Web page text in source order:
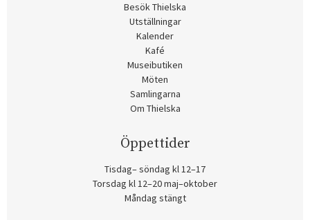
Besök Thielska
Utställningar
Kalender
Kafé
Museibutiken
Möten
Samlingarna
Om Thielska
Öppettider
Tisdag– söndag kl 12–17
Torsdag kl 12–20 maj–oktober
Måndag stängt